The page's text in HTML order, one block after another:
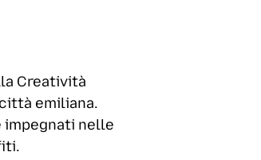
Creatività
emiliana.
nelle